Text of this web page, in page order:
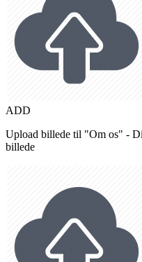
ADD
Upload billede til "Om os" -
billede